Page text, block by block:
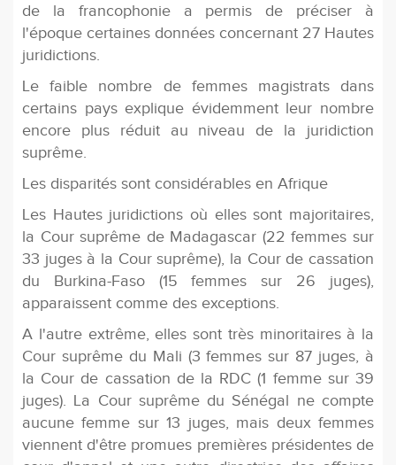
de la francophonie a permis de préciser à
l'époque certaines données concernant 27 Hautes
juridictions.
Le faible nombre de femmes magistrats dans
certains pays explique évidemment leur nombre
encore plus réduit au niveau de la juridiction
suprême.
Les disparités sont considérables en Afrique
Les Hautes juridictions où elles sont majoritaires,
la Cour suprême de Madagascar (22 femmes sur
33 juges à la Cour suprême), la Cour de cassation
du Burkina-Faso (15 femmes sur 26 juges),
apparaissent comme des exceptions.
A l'autre extrême, elles sont très minoritaires à la
Cour suprême du Mali (3 femmes sur 87 juges, à
la Cour de cassation de la RDC (1 femme sur 39
juges). La Cour suprême du Sénégal ne compte
aucune femme sur 13 juges, mais deux femmes
viennent d'être promues premières présidentes de